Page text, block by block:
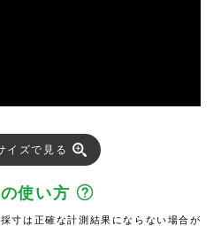
イズで見る
使い方
寸は正確な計測結果にならない場合が